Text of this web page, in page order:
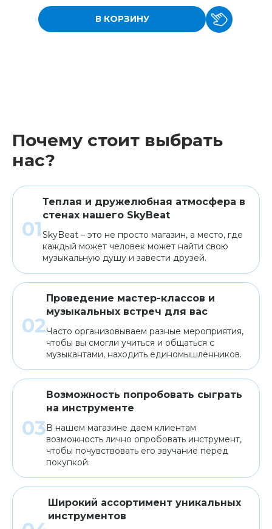
В КОРЗИНУ
Почему стоит выбрать
нас?
Теплая и дружелюбная атмосфера в
стенах нашего SkyBeat
SkyBeat – это не просто магазин, а место, где
каждый может человек может найти свою
музыкальную душу и завести друзей.
Проведение мастер-классов и
музыкальных встреч для вас
Часто организовываем разные мероприятия,
чтобы вы смогли учиться и общаться с
музыкантами, находить единомышленников.
Возможность попробовать сыграть
на инструменте
В нашем магазине даем клиентам
возможность лично опробовать инструмент,
чтобы почувствовать его звучание перед
покупкой.
Широкий ассортимент уникальных
инструментов